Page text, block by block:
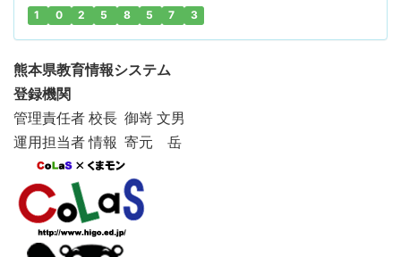
1 0 2 5 8 5 7 3
熊本県教育情報システム
登録機関
管理責任者 校長 御嵜 文男
運用担当者 情報 寄元 岳